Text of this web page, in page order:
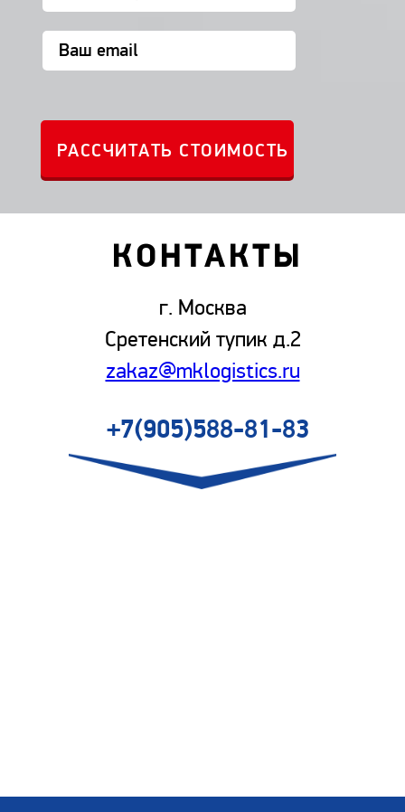
КОНТАКТЫ
г. Москва
Сретенский тупик д.2
zakaz@mklogistics.ru
+7(905)588-81-83